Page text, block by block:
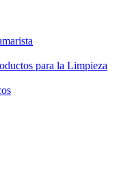
para la Limpieza